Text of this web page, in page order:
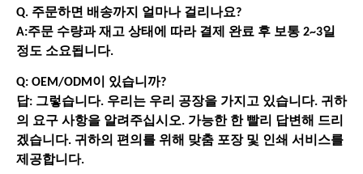
Q. 주문하면 배송까지 얼마나 걸리나요?
A:주문 수량과 재고 상태에 따라 결제 완료 후 보통 2~3일
정도 소요됩니다.
Q: OEM/ODM이 있습니까?
답: 그렇습니다. 우리는 우리 공장을 가지고 있습니다. 귀하
의 요구 사항을 알려주십시오. 가능한 한 빨리 답변해 드리
겠습니다. 귀하의 편의를 위해 맞춤 포장 및 인쇄 서비스를
제공합니다.